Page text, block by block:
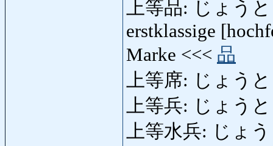
上等品: じょうと
erstklassige
Marke <<< 品
上等席: じょうと
上等兵: じょう
上等水兵: じょ